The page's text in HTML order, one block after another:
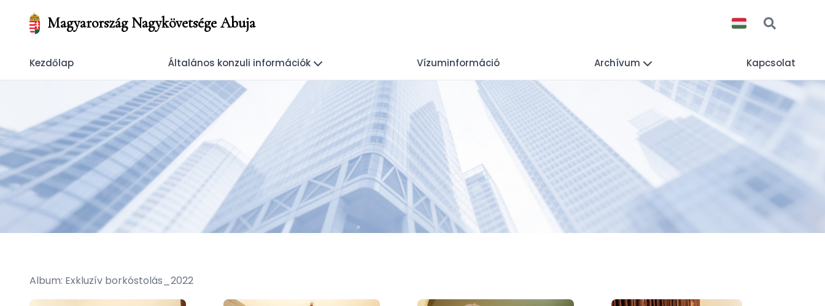
Magyarország Nagykövetsége Abuja
Kezdőlap Általános konzuli információk Vízuminformáció Archívum Kapcsolat
Album: Exkluzív borkóstolás_2022